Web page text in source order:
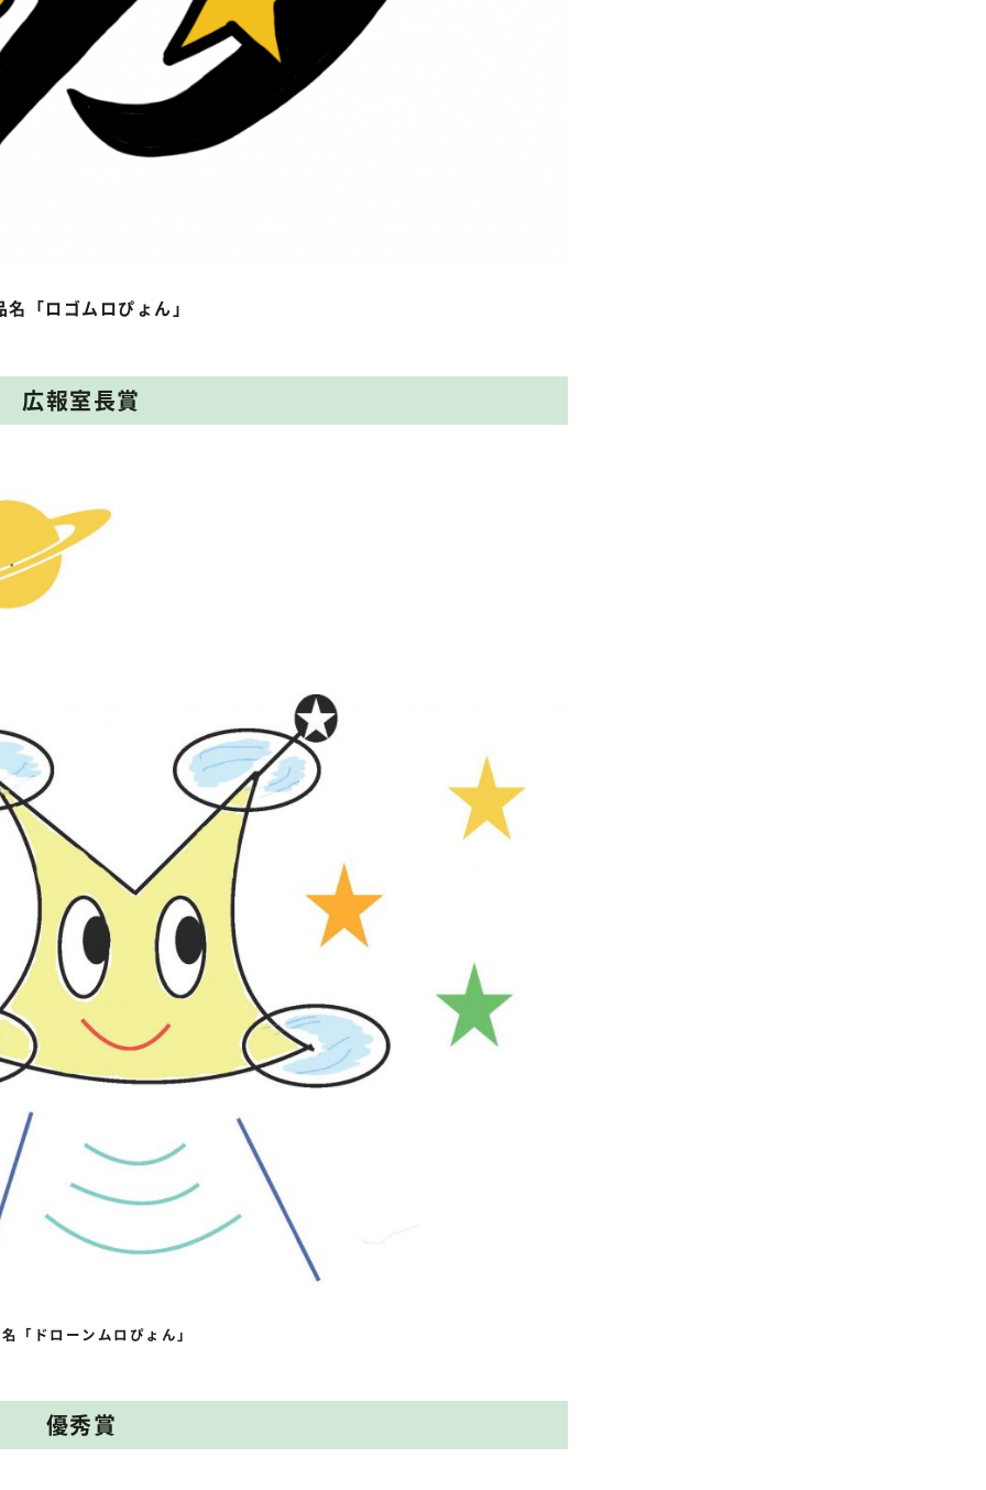
名「ロゴムロぴょん」
広報室長賞
「ドローンムロぴょん」
優秀賞